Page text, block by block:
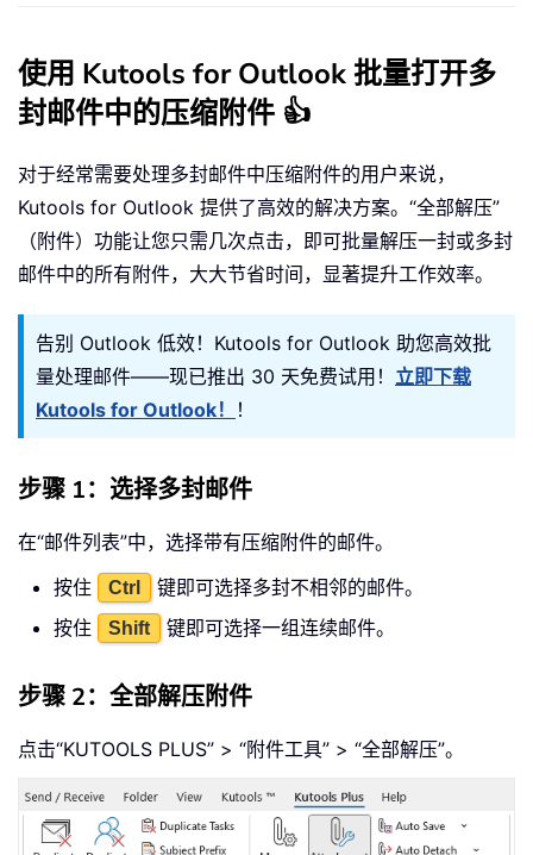
使用 Kutools for Outlook 批量打开多
封邮件中的压缩附件 👍
对于经常需要处理多封邮件中压缩附件的用户来说，
Kutools for Outlook 提供了高效的解决方案。“全部解压”
（附件）功能让您只需几次点击，即可批量解压一封或多封
邮件中的所有附件，大大节省时间，显著提升工作效率。
告别 Outlook 低效！Kutools for Outlook 助您高效批
量处理邮件——现已推出 30 天免费试用！ 立即下载
Kutools for Outlook！
！
步骤 1：选择多封邮件
在“邮件列表”中，选择带有压缩附件的邮件。
按住
Ctrl
键即可选择多封不相邻的邮件。
按住
Shift 键即可选择一组连续邮件。
步骤 2：全部解压附件
点击“KUTOOLS PLUS” > “附件工具” > “全部解压”。